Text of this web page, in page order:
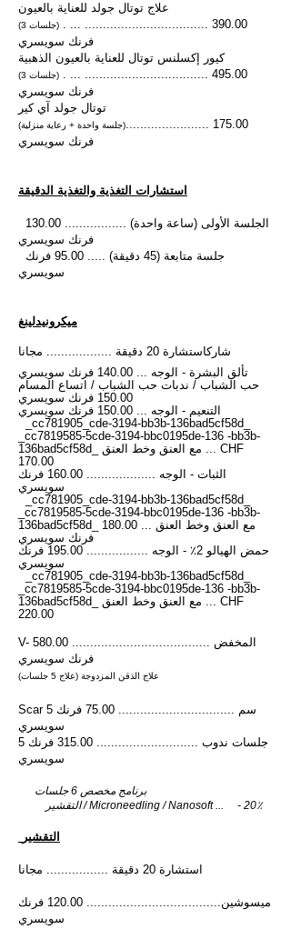
علاج توتال جولد للعناية بالعيون
(3 جلسات) . ... .................................. 390.00
فرنك سويسري
كيور إكسلنس توتال للعناية بالعيون الذهبية
(3 جلسات) . ... .................................. 495.00
فرنك سويسري
توتال جولد آي كير
(جلسة واحدة + رعاية منزلية)....................... 175.00
فرنك سويسري
استشارات التغذية والتغذية الدقيقة
فرنك سويسري
سويسري
ميكرونيدلينغ
شاركاستشارة 20 دقيقة .................. مجانا
تألق البشرة - الوجه ... 140.00 فرنك سويسري
حب الشباب / ندبات حب الشباب / اتساع المسام
150.00 فرنك سويسري
التنعيم - الوجه ... 150.00 فرنك سويسري
_cc781905_cde-3194-bb3b-136bad5cf58d_
_cc7819585-5cde-3194-bbc0195de-136 -bb3b-
136bad5cf58d_ مع العنق وخط العنق ... CHF
170.00
الثبات - الوجه ................... 160.00 فرنك
سويسري
_cc781905_cde-3194-bb3b-136bad5cf58d_
_cc7819585-5cde-3194-bbc0195de-136 -bb3b-
136bad5cf58d_ مع العنق و
خط العنق ... 180.00
فرنك سويسري
حمض الهيالو 2٪ - الوجه ................. 195.00 فرنك
سويسري
_cc781905_cde-3194-bb3b-136bad5cf58d_
_cc7819585-5cde-3194-bbc0195de-136 -bb3b-
136bad5cf58d_ مع العنق وخط العنق ... CHF
220.00
V- المخفض ...............................
....... 580.00
فرنك سويسري
علاج الذقن المزدوجة (علاج 5 جلسات)
​Scar 5 سم ................................ 75.00 فرنك
سويسري
5 جلسات ندوب ............................ 315.00 فرنك
سويسري
برنامج مخصص 6 جلسات
التقشير / Microneedling / Nanosoft ... - 20٪
​ التقشير
استشارة 20 دقيقة ................. مجانا
ميسوشين
..................................... 120.00 فرنك
سويسري